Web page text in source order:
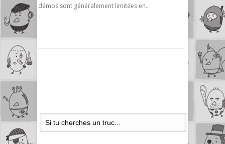
démos sont généralement limitées en..